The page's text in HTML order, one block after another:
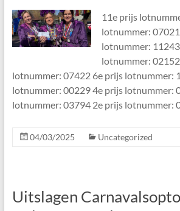
11e prijs
lotnummer:
lotnummer:
lotnummer:
lotnummer: 07422 6e prijs lotnummer:
lotnummer: 00229 4e prijs lotnummer:
lotnummer: 03794 2e prijs lotnummer:
04/03/2025 Uncategorized
Uitslagen